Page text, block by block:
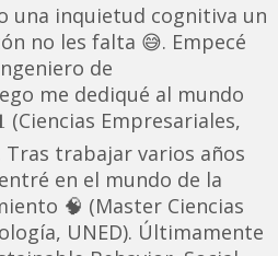
una inquietud cognitiva un
no les falta 😅. Empecé
de
me dediqué al mundo
Empresariales,
Tras trabajar varios años
en el mundo de la
🧠 (Master Ciencias
UNED). Últimamente